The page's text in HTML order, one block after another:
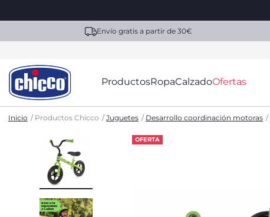
Envío gratis a partir de 30€
ProductosRopaCalzadoOfertas
Inicio Productos Chicco Juguetes Desarrollo coordinación motoras
OFERTA